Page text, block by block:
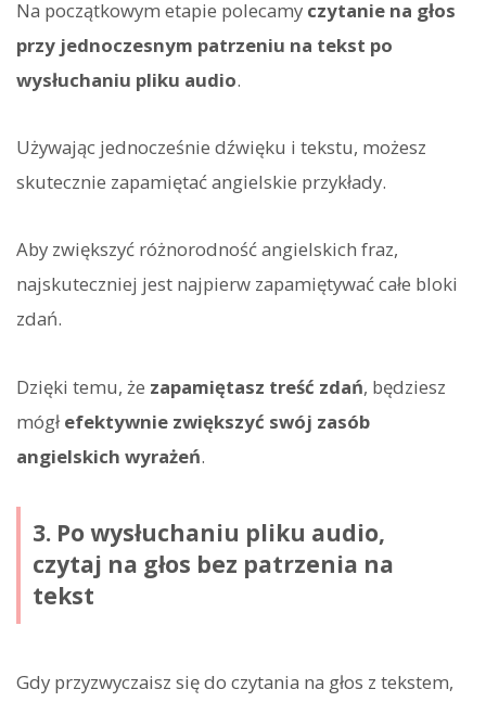
Na początkowym etapie polecamy czytanie na głos
przy jednoczesnym patrzeniu na tekst po
wysłuchaniu pliku audio.
Używając jednocześnie dźwięku i tekstu, możesz
skutecznie zapamiętać angielskie przykłady.
Aby zwiększyć różnorodność angielskich fraz,
najskuteczniej jest najpierw zapamiętywać całe bloki
zdań.
Dzięki temu, że zapamiętasz treść zdań, będziesz
mógł efektywnie zwiększyć swój zasób
angielskich wyrażeń.
3. Po wysłuchaniu pliku audio,
czytaj na głos bez patrzenia na
tekst
Gdy przyzwyczaisz się do czytania na głos z tekstem,